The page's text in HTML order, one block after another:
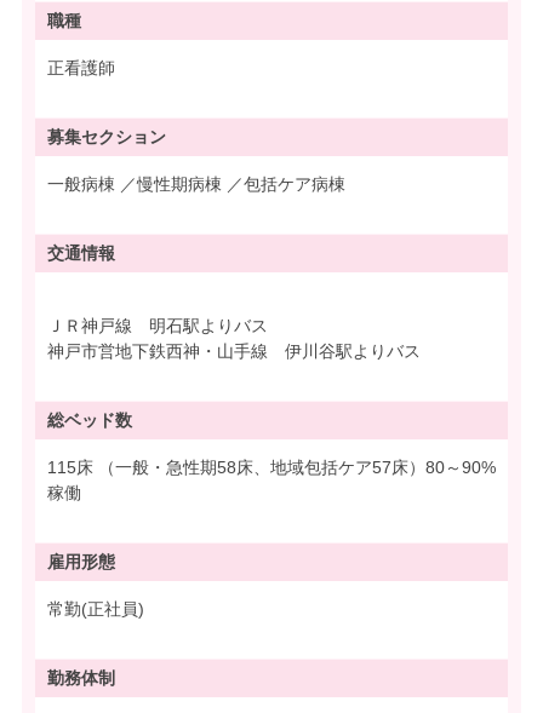
職種
正看護師
募集セクション
一般病棟 ／慢性期病棟 ／包括ケア病棟
交通情報
ＪＲ神戸線 明石駅よりバス
神戸市営地下鉄西神・山手線 伊川谷駅よりバス
総ベッド数
115床 （一般・急性期58床、地域包括ケア57床）80～90%
稼働
雇用形態
常勤(正社員)
勤務体制